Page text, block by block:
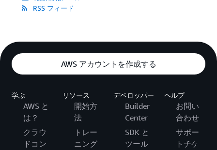
RSS フィード
AWS アカウントを作成する
学ぶ
AWS と
は？
クラウ
ドコン
リソース
開始方
法
トレー
ニング
デベロッパー
Builder
Center
SDK と
ツール
ヘルプ
お問い
合わせ
サポー
トチケ